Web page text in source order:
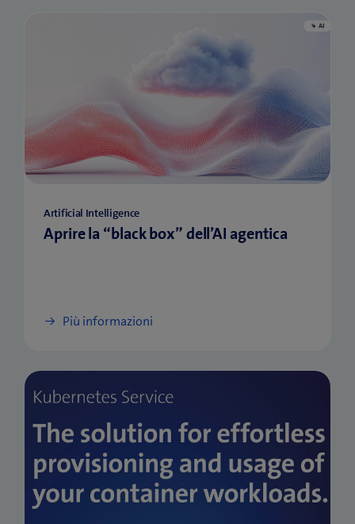
Artificial Intelligence
Aprire la “black box” dell’AI agentica
Più informazioni